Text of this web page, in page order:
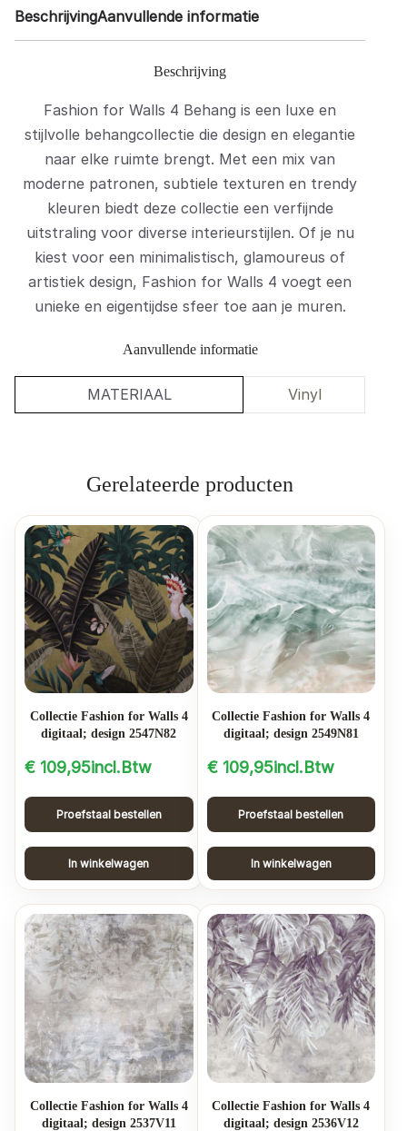
BeschrijvingAanvullende informatie
Beschrijving
Fashion for Walls 4 Behang is een luxe en
stijlvolle behangcollectie die design en elegantie
naar elke ruimte brengt. Met een mix van
moderne patronen, subtiele texturen en trendy
kleuren biedt deze collectie een verfijnde
uitstraling voor diverse interieurstijlen. Of je nu
kiest voor een minimalistisch, glamoureus of
artistiek design, Fashion for Walls 4 voegt een
unieke en eigentijdse sfeer toe aan je muren.
Aanvullende informatie
MATERIAAL Vinyl
Gerelateerde producten
Collectie Fashion for Walls 4
digitaal; design 2547N82
€ 109,95incl.Btw
Proefstaal bestellen
In winkelwagen
Collectie Fashion for Walls 4
digitaal; design 2549N81
€109,95incl.Btw
Proefstaal bestellen
In winkelwagen
Collectie Fashion for Walls 4
digitaal; design 2537V11
Collectie Fashion for Walls 4
digitaal; design 2536V12